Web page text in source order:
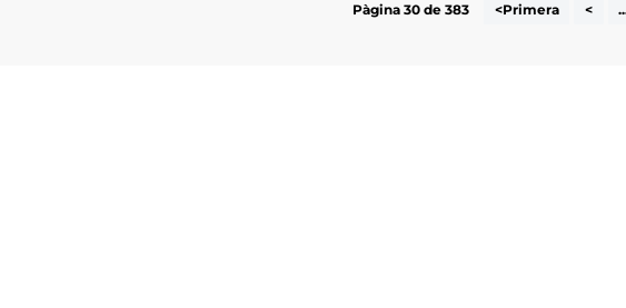
Pàgina 30 de 383 <Primera <